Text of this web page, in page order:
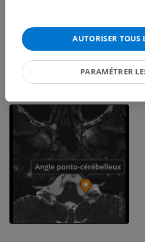
AUTORISER TOUS
PARAMÉTRER